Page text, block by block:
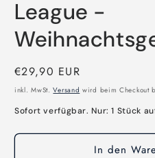
League -
Normaler
Preis
€29,90 EUR
inkl. MwSt.Versand wird beim Checkout
Sofort verfügbar. Nur: 1 Stück
In den